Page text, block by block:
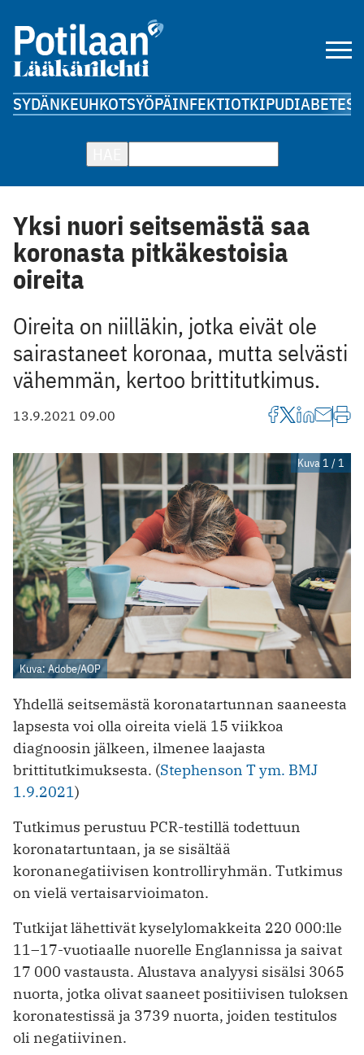
SYDÄNKEUHKOTSYÖPÄINFEKTIOTKIPUDIABETES
Yksi nuori seitsemästä saa
koronasta pitkäkestoisia
oireita
Oireita on niilläkin, jotka eivät ole
sairastaneet koronaa, mutta selvästi
vähemmän, kertoo brittitutkimus.
13.9.2021 09.00
Kuva 1 / 1
Kuva: Adobe/AOP
Yhdellä seitsemästä koronatartunnan saaneesta
lapsesta voi olla oireita vielä 15 viikkoa
diagnoosin jälkeen, ilmenee laajasta
brittitutkimuksesta. (Stephenson T ym. BMJ
1.9.2021)
Tutkimus perustuu PCR-testillä todettuun
koronatartuntaan, ja se sisältää
koronanegatiivisen kontrolliryhmän. Tutkimus
on vielä vertaisarvioimaton.
Tutkijat lähettivät kyselylomakkeita 220 000:lle
11–17-vuotiaalle nuorelle Englannissa ja saivat
17 000 vastausta. Alustava analyysi sisälsi 3065
nuorta, jotka olivat saaneet positiivisen tuloksen
koronatestissä ja 3739 nuorta, joiden testitulos
oli negatiivinen.